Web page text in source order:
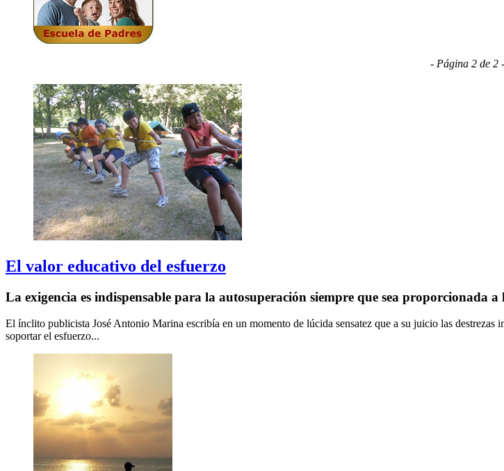
- Página 2 de 2 -
El valor educativo del esfuerzo
La exigencia es indispensable para la autosuperación siempre que sea proporcionada a
El ínclito publicista José Antonio Marina escribía en un momento de lúcida sensatez que a su juicio las
soportar el esfuerzo...